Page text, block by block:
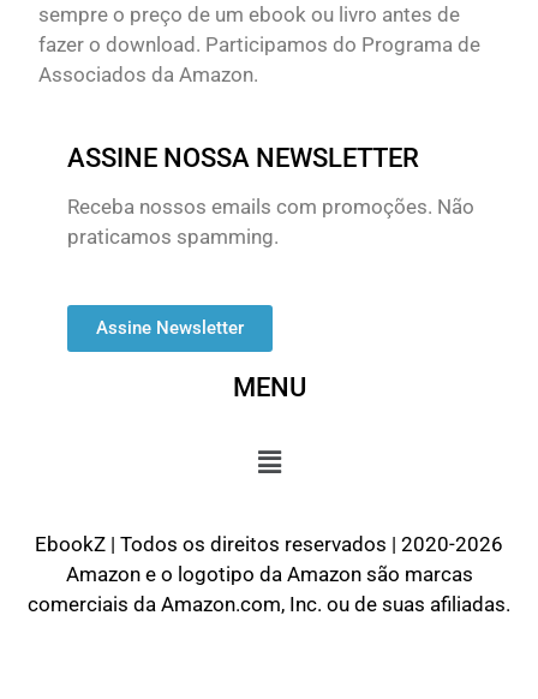
sempre o preço de um ebook ou livro antes de
fazer o download. Participamos do Programa de
Associados da Amazon.
ASSINE NOSSA NEWSLETTER
Receba nossos emails com promoções. Não
praticamos spamming.
Assine Newsletter
MENU
EbookZ | Todos os direitos reservados | 2020-2026
Amazon e o logotipo da Amazon são marcas
comerciais da Amazon.com, Inc. ou de suas afiliadas.